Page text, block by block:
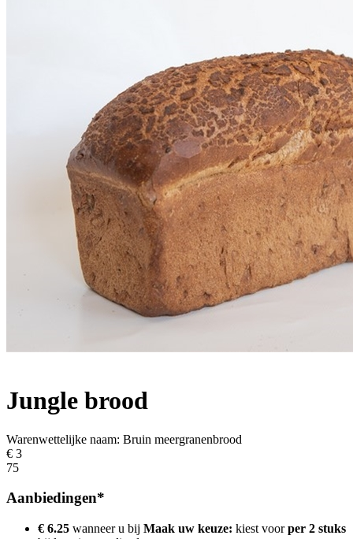
Jungle brood
Warenwettelijke naam: Bruin meergranenbrood
€ 3
75
Aanbiedingen*
€ 6.25 wanneer u bij Maak uw keuze: kiest voorper 2 stuks